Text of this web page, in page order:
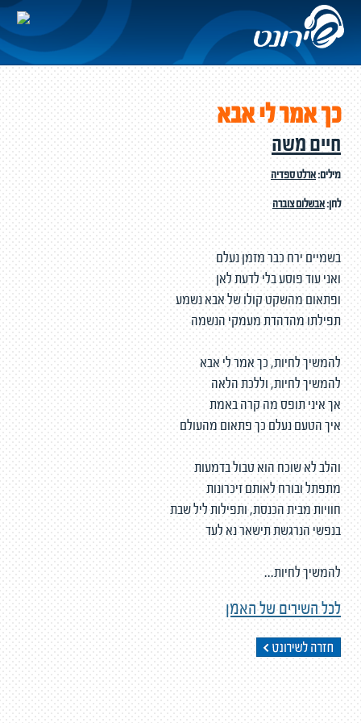
כך אמר לי אבא
חיים משה
מילים:ארלט ספדיה
לחן:אבשלום צוברה
בשמיים ירח כבר מזמן נעלם
ואני עוד פוסע בלי לדעת לאן
ופתאום מהשקט קולו של אבא נשמע
תפילתו מהדהדת מעמקי הנשמה
להמשיך לחיות, כך אמר לי אבא
להמשיך לחיות, וללכת הלאה
אך איני תופס מה קרה באמת
איך הטעם נעלם כך פתאום מהעולם
והלב לא שוכח הוא טבול בדמעות
מתפתל ובורח לאותם זיכרונות
חוויות מבית הכנסת, ותפילות ליל שבת
בנפשי הנרגשת תישאר נא לעד
להמשיך לחיות...
לכל השירים של האמן